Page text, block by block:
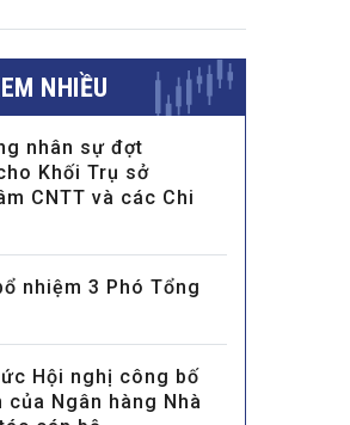
NHIỀU
nhân sự đợt
Khối Trụ sở
CNTT và các Chi
nhiệm 3 Phó Tổng
Hội nghị công bố
Ngân hàng Nhà